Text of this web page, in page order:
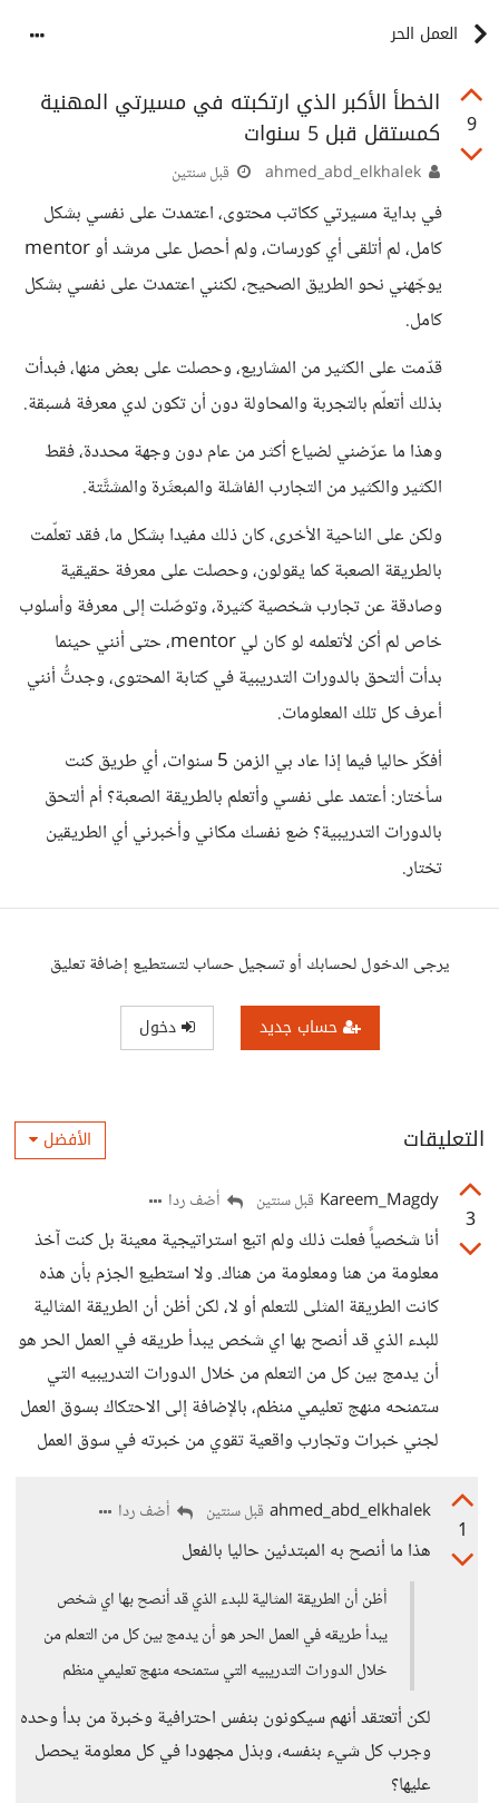
العمل الحر
9
الخطأ الأكبر الذي ارتكبته في مسيرتي المهنية
كمستقل قبل 5 سنوات
قبل سنتين
في بداية مسيرتي ككاتب محتوى، اعتمدت على نفسي بشكل
كامل، لم أتلقى أي كورسات، ولم أحصل على مرشد أو mentor
يوجّهني نحو الطريق الصحيح، لكنني اعتمدت على نفسي بشكل
كامل.
قدّمت على الكثير من المشاريع، وحصلت على بعض منها، فبدأت
بذلك أتعلّم بالتجربة والمحاولة دون أن تكون لدي معرفة مُسبقة.
وهذا ما عرّضني لضياع أكثر من عام دون وجهة محددة، فقط
الكثير والكثير من التجارب الفاشلة والمبعثَرة والمشتَّتة.
ولكن على الناحية الأخرى، كان ذلك مفيدا بشكل ما، فقد تعلّمت
بالطريقة الصعبة كما يقولون، وحصلت على معرفة حقيقية
وصادقة عن تجارب شخصية كثيرة، وتوصّلت إلى معرفة وأسلوب
خاص لم أكن لأتعلمه لو كان لي mentor، حتى أنني حينما
بدأت ألتحق بالدورات التدريبية في كتابة المحتوى، وجدتُّ أنني
أعرف كل تلك المعلومات.
أفكّر حاليا فيما إذا عاد بي الزمن 5 سنوات، أي طريق كنت
سأختار: أعتمد على نفسي وأتعلم بالطريقة الصعبة؟ أم ألتحق
بالدورات التدريبية؟ ضع نفسك مكاني وأخبرني أي الطريقين
تختار.
يرجى الدخول لحسابك أو تسجيل حساب لتستطيع إضافة تعليق
حساب جديد دخول
التعليقات الأفضل
3
Kareem_Magdy قبل سنتين أضف ردا
أنا شخصياً فعلت ذلك ولم اتبع استراتيجية معينة بل كنت آخذ
معلومة من هنا ومعلومة من هناك. ولا استطيع الجزم بأن هذه
كانت الطريقة المثلى للتعلم أو لا، لكن أظن أن الطريقة المثالية
للبدء الذي قد أنصح بها اي شخص يبدأ طريقه في العمل الحر هو
أن يدمج بين كل من التعلم من خلال الدورات التدريبيه التي
ستمنحه منهج تعليمي منظم، بالإضافة إلى الاحتكاك بسوق العمل
لجني خبرات وتجارب واقعية تقوي من خبرته في سوق العمل
1
ahmed_abd_elkhalek قبل سنتين أضف ردا
هذا ما أنصح به المبتدئين حاليا بالفعل
أظن أن الطريقة المثالية للبدء الذي قد أنصح بها اي شخص
يبدأ طريقه في العمل الحر هو أن يدمج بين كل من التعلم من
خلال الدورات التدريبيه التي ستمنحه منهج تعليمي منظم
لكن أتعتقد أنهم سيكونون بنفس احترافية وخبرة من بدأ وحده
وجرب كل شيء بنفسه، وبذل مجهودا في كل معلومة يحصل
عليها؟